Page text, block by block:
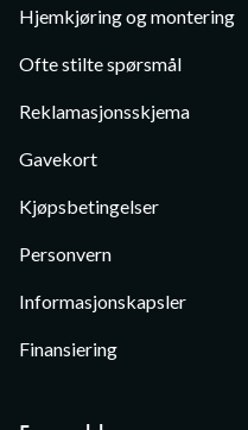
Hjemkjøring og montering
Ofte stilte spørsmål
Reklamasjonsskjema
Gavekort
Kjøpsbetingelser
Personvern
Informasjonskapsler
Finansiering